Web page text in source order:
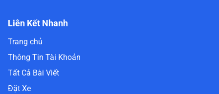
Liên Kết Nhanh
Trang chủ
Thông Tin Tài Khoản
Tất Cả Bài Viết
Đặt Xe